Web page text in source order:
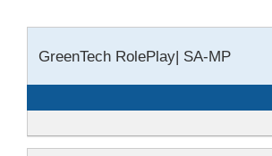
GreenTech RolePlay| SA-MP